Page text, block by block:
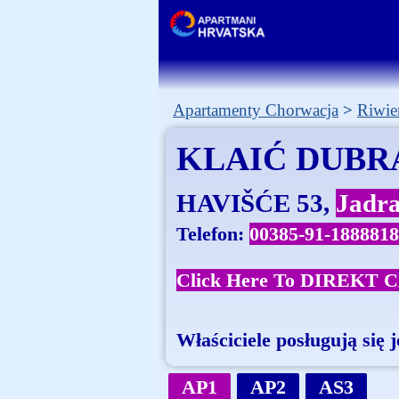
Apartamenty Chorwacja
KLAIĆ
HAVIŠĆE 53
Telefon: 00385-91-1888818
Click Here To DIREKT
Właściciele posługują
AP1 AP2 AS3